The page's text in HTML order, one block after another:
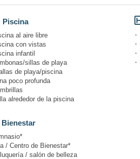
Piscina
al aire libre
con vistas
infantil
sillas de playa
de playa/piscina
poco profunda
alrededor de la piscina
Bienestar
/ Centro de Bienestar*
/ salón de belleza